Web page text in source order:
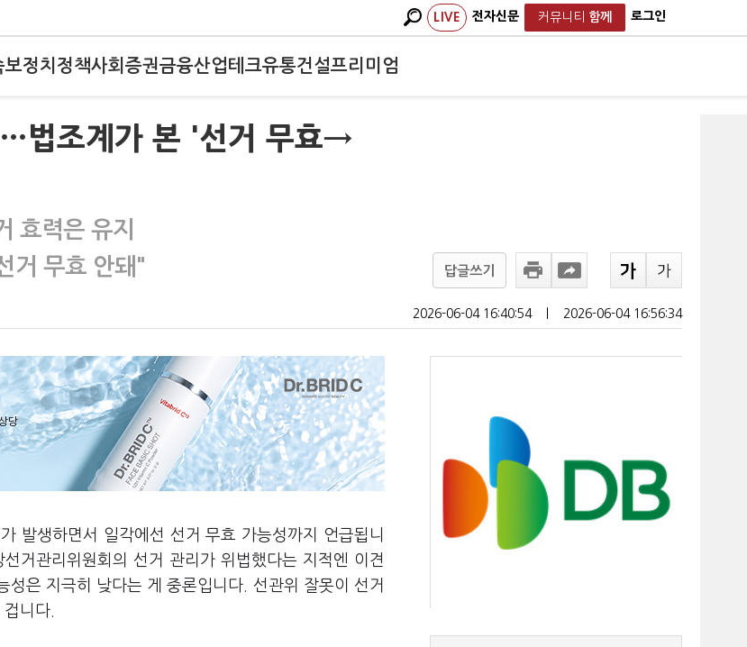
LIVE 전자신문 커뮤니티 함께 로그인
보정치 정책사회 증권금융산업테크유통건설프리미엄
법조계가 본 '선거 무효→
효력은 유지
거 무효 안돼"
답글쓰기
2026-06-04 16:40:54 2026-06-04 16:56:34
발생하면서 일각에선 선거 무효 가능성까지 언급됩니
거관리위원회의 선거 관리가 위법했다는 지적엔 이견
은 지극히 낮다는 게 중론입니다. 선관위 잘못이 선거
니다.